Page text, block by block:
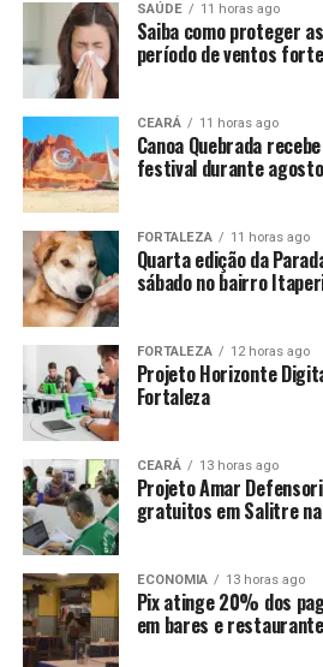
SAÚDE 11 horas ago
Saiba como proteger
período de ventos
CEARÁ 11 horas ago
Canoa Quebrada
festival durante agosto
FORTALEZA 11 horas ago
Quarta edição da
sábado no bairro
FORTALEZA 12 horas ago
Projeto Horizonte
Fortaleza
CEARÁ 13 horas ago
Projeto Amar
gratuitos em Salitre
ECONOMIA 13 horas ago
Pix atinge 20% dos
em bares e